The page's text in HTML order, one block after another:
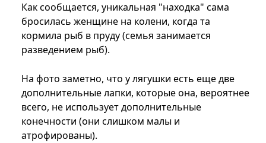
Как сообщается, уникальная "находка" сама
бросилась женщине на колени, когда та
кормила рыб в пруду (семья занимается
разведением рыб).
На фото заметно, что у лягушки есть еще две
дополнительные лапки, которые она, вероятнее
всего, не использует дополнительные
конечности (они слишком малы и
атрофированы).